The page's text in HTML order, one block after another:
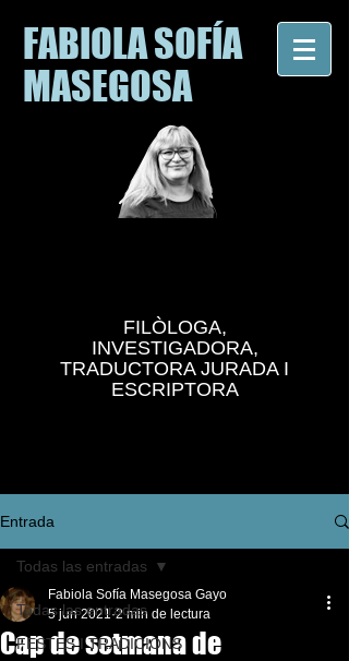
FABIOLA SOFÍA
MASEGOSA
FILÒLOGA,
INVESTIGADORA,
TRADUCTORA JURADA I
ESCRIPTORA
Entrada
Todas las entradas
FESTES I TRADICIONS
Todas las entradas
Cap de setmana de
Fabiola Sofía Masegosa Gayo
5 jun 2021 2 min de lectura